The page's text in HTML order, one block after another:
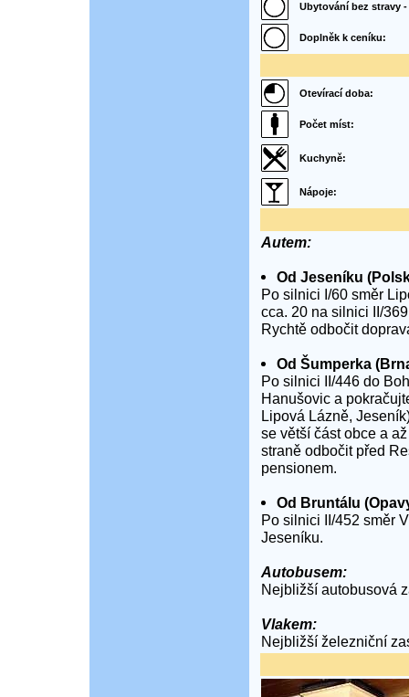
Ubytování bez stravy
Doplněk k ceníku:
Otevírací doba:
Počet míst:
Kuchyně:
Nápoje:
Autem:
Od Jeseníku
Po silnici I/60 směr
cca. 20 na silnici II/
Rychtě odbočit
Od Šumperka
Po silnici II/446 do
Hanušovic a
Lipová Lázně,
se větší část obce a
straně odbočit před
pensionem.
Od Bruntálu
Po silnici II/452 směr
Jeseníku.
Autobusem:
Nejbližší autobusová
Vlakem:
Nejbližší železniční